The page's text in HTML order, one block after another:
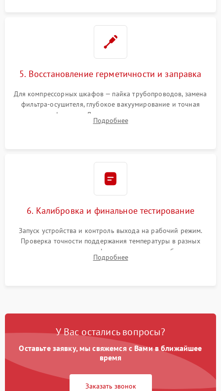
5. Восстановление герметичности и заправка
Для компрессорных шкафов — пайка трубопроводов, замена
фильтра-осушителя, глубокое вакуумирование и точная
заправка фреоном. Для термоэлектрических — замена
термопасты и герметизация охлаждающего блока.
Подробнее
6. Калибровка и финальное тестирование
Запуск устройства и контроль выхода на рабочий режим.
Проверка точности поддержания температуры в разных
климатических зонах шкафа, оценка уровня стабильности
влажности и полного отсутствия вибраций корпуса.
Подробнее
У Вас остались вопросы?
Оставьте заявку, мы свяжемся с Вами в ближайшее
время
Заказать звонок